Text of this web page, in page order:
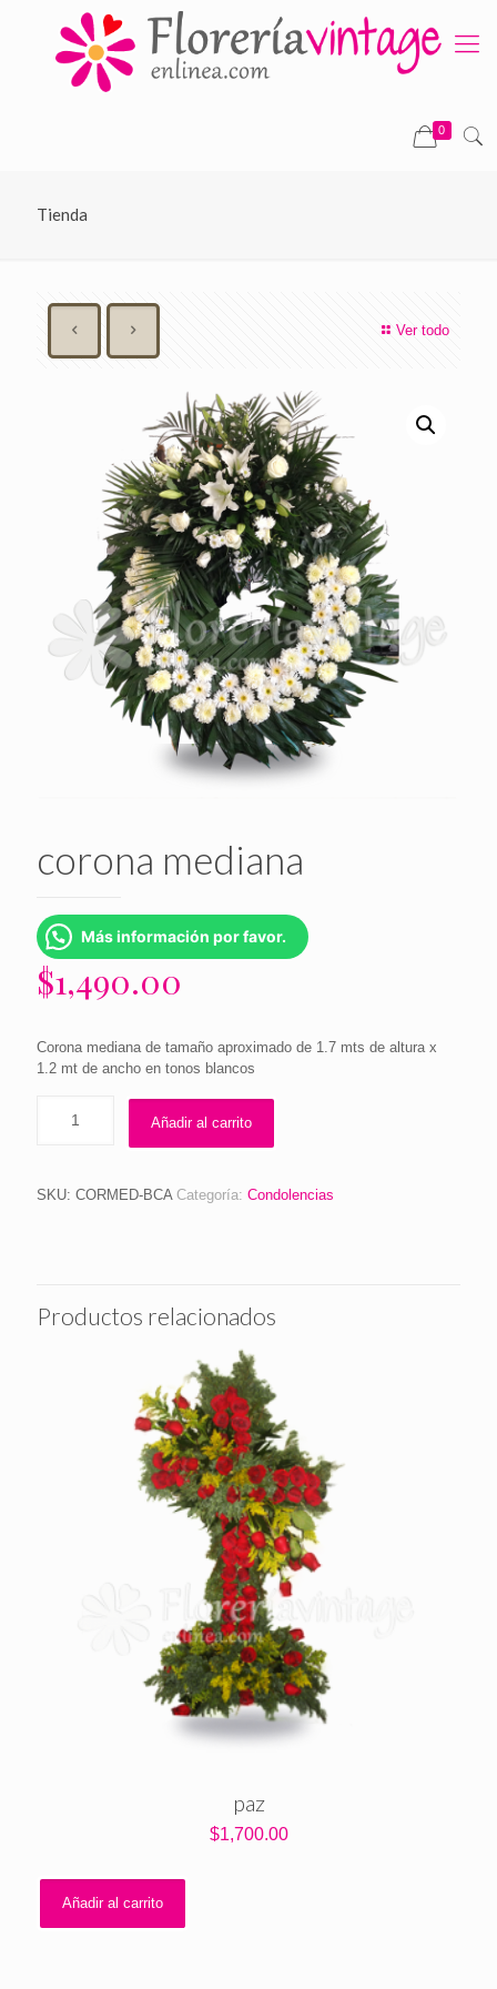
0
Tienda
Ver todo
corona mediana
Más información por favor.
$1,490.00
Corona mediana de tamaño aproximado de 1.7 mts de altura x
1.2 mt de ancho en tonos blancos
Añadir al carrito
SKU: CORMED-BCA Categoría: Condolencias
Productos relacionados
paz
$1,700.00
Añadir al carrito